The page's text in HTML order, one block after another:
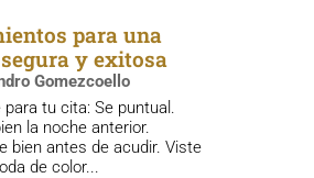
para una
y exitosa
Gomezcoello
para tu cita: Se puntual.
la noche anterior.
bien antes de acudir. Viste
de color...